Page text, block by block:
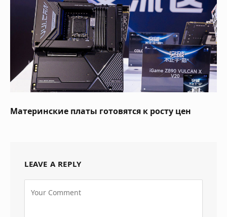
Материнские платы готовятся к росту цен
LEAVE A REPLY